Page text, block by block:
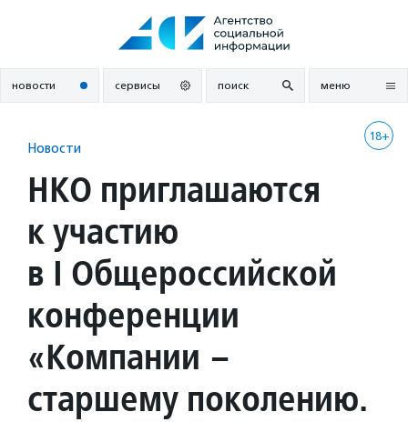
новости сервисы поиск меню
18+
Новости
НКО приглашаются
к участию
в I Общероссийской
конференции
«Компании –
старшему поколению.